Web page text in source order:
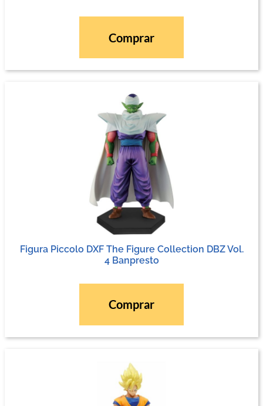
Comprar
Figura Piccolo DXF The Figure Collection DBZ Vol.
4 Banpresto
Comprar